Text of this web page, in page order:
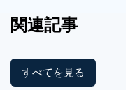
関連記事
すべてを見る